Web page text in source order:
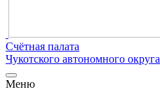
Cчётная палата
Чукотского автономного округа
Меню